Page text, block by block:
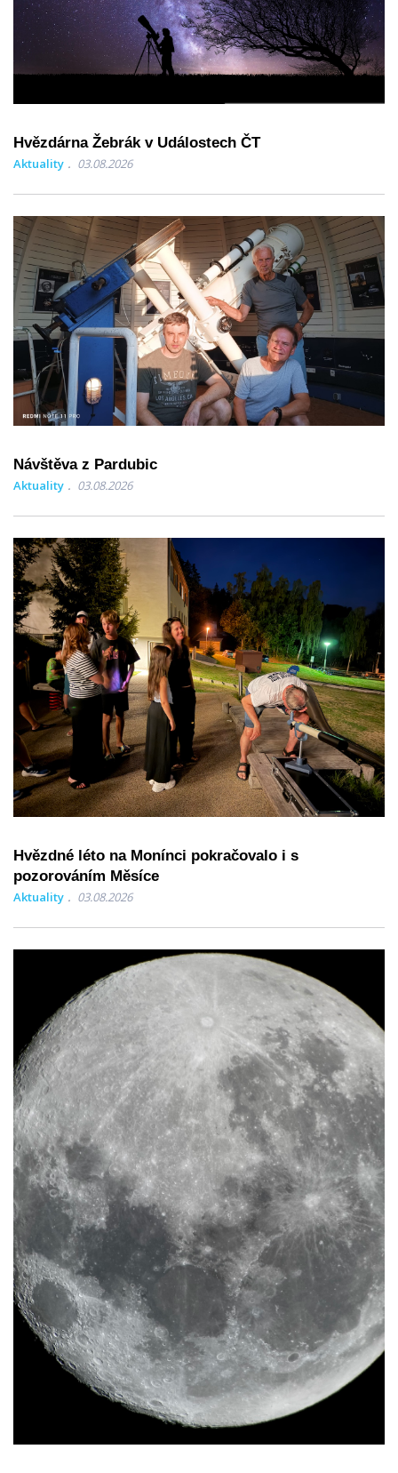
Hvězdárna Žebrák v Událostech ČT
Aktuality 03.08.2026
Návštěva z Pardubic
Aktuality 03.08.2026
Hvězdné léto na Monínci pokračovalo i s
pozorováním Měsíce
Aktuality 03.08.2026